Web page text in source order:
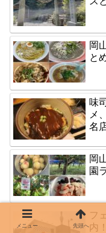
岡
と
味
メ
名
岡
園
フ
内
メニュー 先頭へ